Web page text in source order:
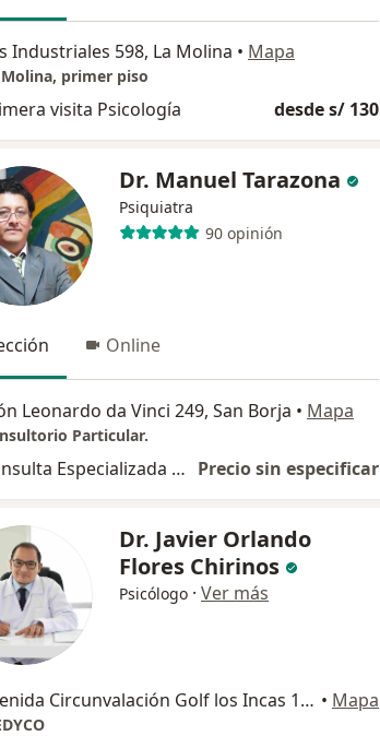
Industriales 598, La Molina • Mapa
Molina, primer piso
visita Psicología desde s/ 130
Dr. Manuel Tarazona
Psiquiatra
90 opinión
Online
Leonardo da Vinci 249, San Borja • Mapa
Particular.
Consulta Especializada en Psiquiatría Precio sin especificar
Dr. Javier Orlando
Flores Chirinos
Psicólogo · Ver más
Avenida Circunvalación Golf los Incas 170, Surco • Mapa